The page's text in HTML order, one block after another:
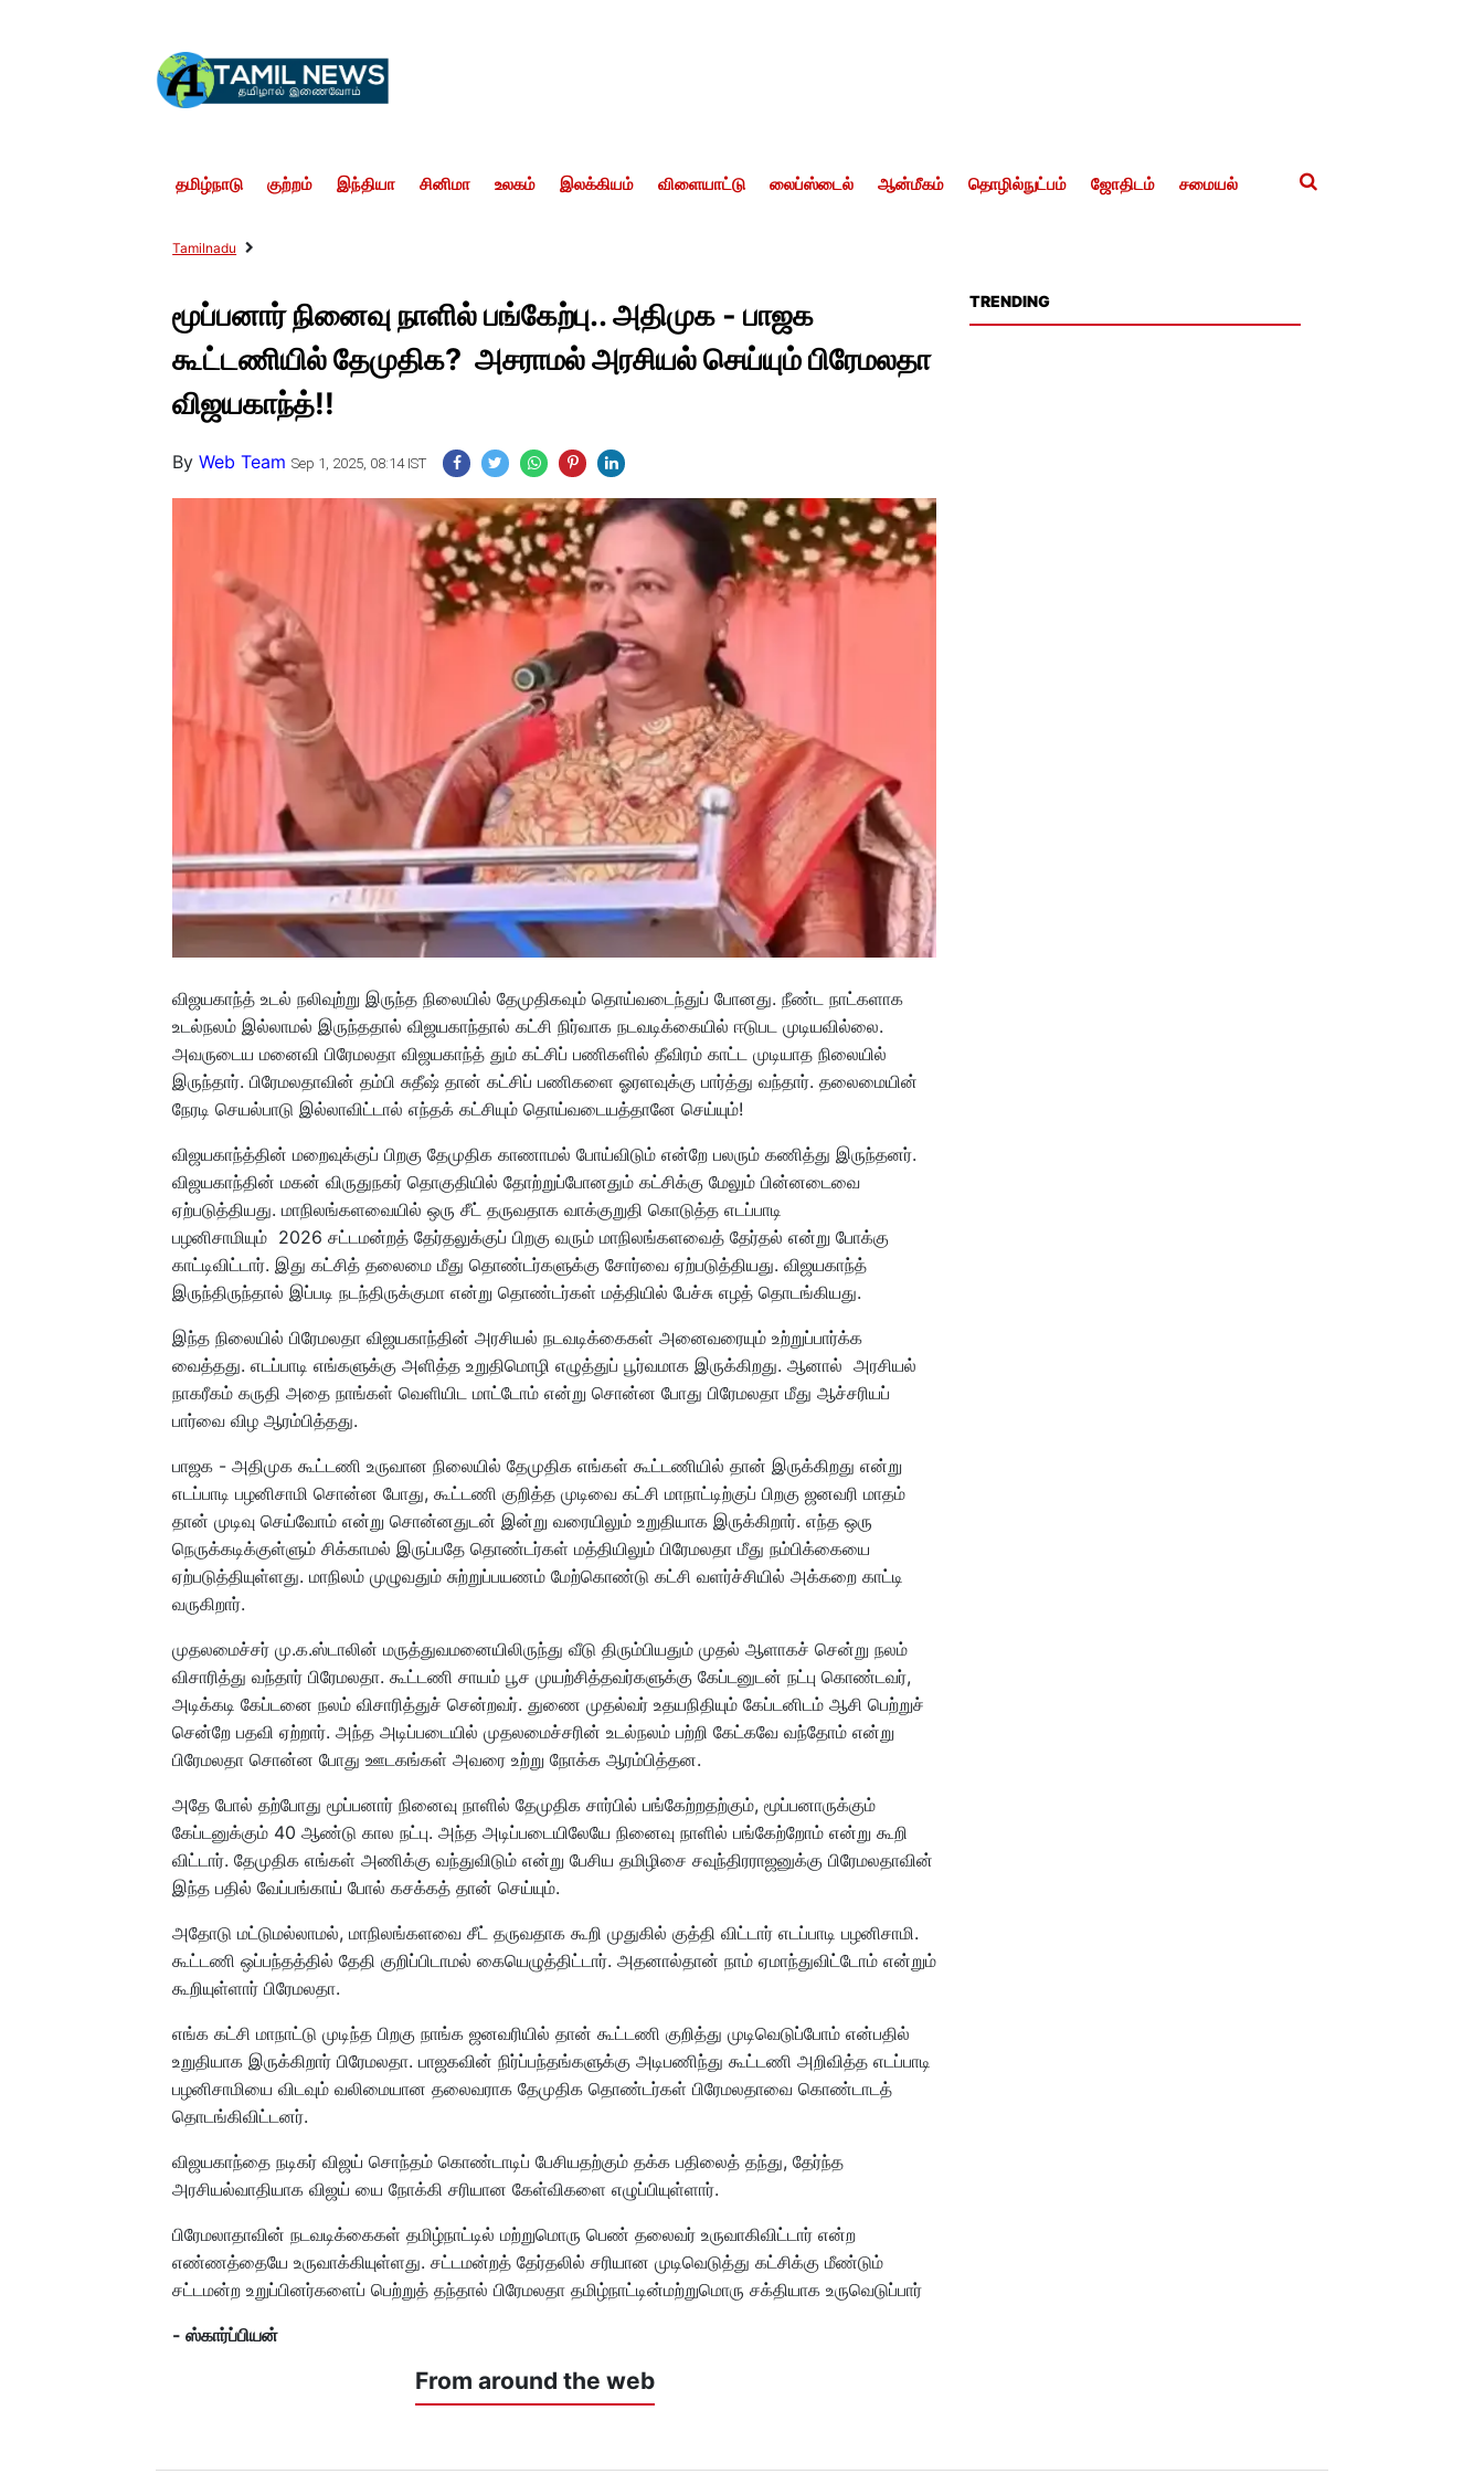
தமிழ்நாடு குற்றம் இந்தியா சினிமா உலகம் இலக்கியம் விளையாட்டு லைப்ஸ்டைல் ஆன்மீகம் தொழில்நுட்பம் ஜோதிடம் சமையல்
Tamilnadu
மூப்பனார் நினைவு நாளில் பங்கேற்பு.. அதிமுக - பாஜக
கூட்டணியில் தேமுதிக? அசராமல் அரசியல் செய்யும் பிரேமலதா
விஜயகாந்த்!!
ByWeb Team Sep 1, 2025, 08:14 IST
விஜயகாந்த் உடல் நலிவுற்று இருந்த நிலையில் தேமுதிகவும் தொய்வடைந்துப் போனது. நீண்ட நாட்களாக
உடல்நலம் இல்லாமல் இருந்ததால் விஜயகாந்தால் கட்சி நிர்வாக நடவடிக்கையில் ஈடுபட முடியவில்லை.
அவருடைய மனைவி பிரேமலதா விஜயகாந்த் தும் கட்சிப் பணிகளில் தீவிரம் காட்ட முடியாத நிலையில்
இருந்தார். பிரேமலதாவின் தம்பி சுதீஷ் தான் கட்சிப் பணிகளை ஓரளவுக்கு பார்த்து வந்தார். தலைமையின்
நேரடி செயல்பாடு இல்லாவிட்டால் எந்தக் கட்சியும் தொய்வடையத்தானே செய்யும்!
விஜயகாந்த்தின் மறைவுக்குப் பிறகு தேமுதிக காணாமல் போய்விடும் என்றே பலரும் கணித்து இருந்தனர்.
விஜயகாந்தின் மகன் விருதுநகர் தொகுதியில் தோற்றுப்போனதும் கட்சிக்கு மேலும் பின்னடைவை
ஏற்படுத்தியது. மாநிலங்களவையில் ஒரு சீட் தருவதாக வாக்குறுதி கொடுத்த எடப்பாடி
பழனிசாமியும் 2026 சட்டமன்றத் தேர்தலுக்குப் பிறகு வரும் மாநிலங்களவைத் தேர்தல் என்று போக்கு
காட்டிவிட்டார். இது கட்சித் தலைமை மீது தொண்டர்களுக்கு சோர்வை ஏற்படுத்தியது. விஜயகாந்த்
இருந்திருந்தால் இப்படி நடந்திருக்குமா என்று தொண்டர்கள் மத்தியில் பேச்சு எழத் தொடங்கியது.
இந்த நிலையில் பிரேமலதா விஜயகாந்தின் அரசியல் நடவடிக்கைகள் அனைவரையும் உற்றுப்பார்க்க
வைத்தது. எடப்பாடி எங்களுக்கு அளித்த உறுதிமொழி எழுத்துப் பூர்வமாக இருக்கிறது. ஆனால் அரசியல்
நாகரீகம் கருதி அதை நாங்கள் வெளியிட மாட்டோம் என்று சொன்ன போது பிரேமலதா மீது ஆச்சரியப்
பார்வை விழ ஆரம்பித்தது.
பாஜக - அதிமுக கூட்டணி உருவான நிலையில் தேமுதிக எங்கள் கூட்டணியில் தான் இருக்கிறது என்று
எடப்பாடி பழனிசாமி சொன்ன போது, கூட்டணி குறித்த முடிவை கட்சி மாநாட்டிற்குப் பிறகு ஜனவரி மாதம்
தான் முடிவு செய்வோம் என்று சொன்னதுடன் இன்று வரையிலும் உறுதியாக இருக்கிறார். எந்த ஒரு
நெருக்கடிக்குள்ளும் சிக்காமல் இருப்பதே தொண்டர்கள் மத்தியிலும் பிரேமலதா மீது நம்பிக்கையை
ஏற்படுத்தியுள்ளது. மாநிலம் முழுவதும் சுற்றுப்பயணம் மேற்கொண்டு கட்சி வளர்ச்சியில் அக்கறை காட்டி
வருகிறார்.
முதலமைச்சர் மு.க.ஸ்டாலின் மருத்துவமனையிலிருந்து வீடு திரும்பியதும் முதல் ஆளாகச் சென்று நலம்
விசாரித்து வந்தார் பிரேமலதா. கூட்டணி சாயம் பூச முயற்சித்தவர்களுக்கு கேப்டனுடன் நட்பு கொண்டவர்,
அடிக்கடி கேப்டனை நலம் விசாரித்துச் சென்றவர். துணை முதல்வர் உதயநிதியும் கேப்டனிடம் ஆசி பெற்றுச்
சென்றே பதவி ஏற்றார். அந்த அடிப்படையில் முதலமைச்சரின் உடல்நலம் பற்றி கேட்கவே வந்தோம் என்று
பிரேமலதா சொன்ன போது ஊடகங்கள் அவரை உற்று நோக்க ஆரம்பித்தன.
அதே போல் தற்போது மூப்பனார் நினைவு நாளில் தேமுதிக சார்பில் பங்கேற்றதற்கும், மூப்பனாருக்கும்
கேப்டனுக்கும் 40 ஆண்டு கால நட்பு. அந்த அடிப்படையிலேயே நினைவு நாளில் பங்கேற்றோம் என்று கூறி
விட்டார். தேமுதிக எங்கள் அணிக்கு வந்துவிடும் என்று பேசிய தமிழிசை சவுந்திரராஜனுக்கு பிரேமலதாவின்
இந்த பதில் வேப்பங்காய் போல் கசக்கத் தான் செய்யும்.
அதோடு மட்டுமல்லாமல், மாநிலங்களவை சீட் தருவதாக கூறி முதுகில் குத்தி விட்டார் எடப்பாடி பழனிசாமி.
கூட்டணி ஒப்பந்தத்தில் தேதி குறிப்பிடாமல் கையெழுத்திட்டார். அதனால்தான் நாம் ஏமாந்துவிட்டோம் என்றும்
கூறியுள்ளார் பிரேமலதா.
எங்க கட்சி மாநாட்டு முடிந்த பிறகு நாங்க ஜனவரியில் தான் கூட்டணி குறித்து முடிவெடுப்போம் என்பதில்
உறுதியாக இருக்கிறார் பிரேமலதா. பாஜகவின் நிர்ப்பந்தங்களுக்கு அடிபணிந்து கூட்டணி அறிவித்த எடப்பாடி
பழனிசாமியை விடவும் வலிமையான தலைவராக தேமுதிக தொண்டர்கள் பிரேமலதாவை கொண்டாடத்
தொடங்கிவிட்டனர்.
விஜயகாந்தை நடிகர் விஜய் சொந்தம் கொண்டாடிப் பேசியதற்கும் தக்க பதிலைத் தந்து, தேர்ந்த
அரசியல்வாதியாக விஜய் யை நோக்கி சரியான கேள்விகளை எழுப்பியுள்ளார்.
பிரேமலாதாவின் நடவடிக்கைகள் தமிழ்நாட்டில் மற்றுமொரு பெண் தலைவர் உருவாகிவிட்டார் என்ற
எண்ணத்தையே உருவாக்கியுள்ளது. சட்டமன்றத் தேர்தலில் சரியான முடிவெடுத்து கட்சிக்கு மீண்டும்
சட்டமன்ற உறுப்பினர்களைப் பெற்றுத் தந்தால் பிரேமலதா தமிழ்நாட்டின்மற்றுமொரு சக்தியாக உருவெடுப்பார்
- ஸ்கார்ப்பியன்
From around the web
TRENDING